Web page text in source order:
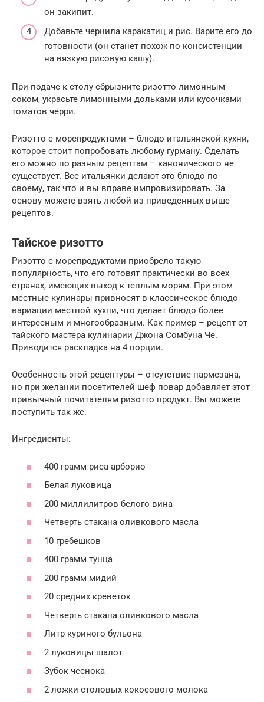
он закипит.
Добавьте чернила каракатиц и рис. Варите его до
готовности (он станет похож по консистенции
на вязкую рисовую кашу).
При подаче к столу сбрызните ризотто лимонным
соком, украсьте лимонными дольками или кусочками
томатов черри.
Ризотто с морепродуктами – блюдо итальянской кухни,
которое стоит попробовать любому гурману. Сделать
его можно по разным рецептам – канонического не
существует. Все итальянки делают это блюдо по-
своему, так что и вы вправе импровизировать. За
основу можете взять любой из приведенных выше
рецептов.
Тайское ризотто
Ризотто с морепродуктами приобрело такую
популярность, что его готовят практически во всех
странах, имеющих выход к теплым морям. При этом
местные кулинары привносят в классическое блюдо
вариации местной кухни, что делает блюдо более
интересным и многообразным. Как пример – рецепт от
тайского мастера кулинарии Джона Сомбуна Че.
Приводится раскладка на 4 порции.
Особенность этой рецептуры – отсутствие пармезана,
но при желании посетителей шеф повар добавляет этот
привычный почитателям ризотто продукт. Вы можете
поступить так же.
Ингредиенты:
400 грамм риса арборио
Белая луковица
200 миллилитров белого вина
Четверть стакана оливкового масла
10 гребешков
400 грамм тунца
200 грамм мидий
20 средних креветок
Четверть стакана оливкового масла
Литр куриного бульона
2 луковицы шалот
Зубок чеснока
2 ложки столовых кокосового молока